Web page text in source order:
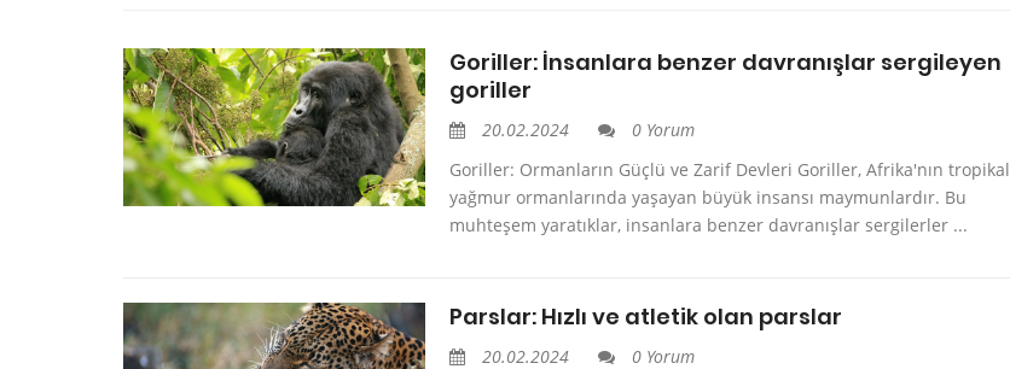
Goriller: İnsanlara benzer davranışlar sergileyen
goriller
20.02.2024
0 Yorum
Goriller: Ormanların Güçlü ve Zarif Devleri Goriller, Afrika'nın tropikal
yağmur ormanlarında yaşayan büyük insansı maymunlardır. Bu
muhteşem yaratıklar, insanlara benzer davranışlar sergilerler ...
Parslar: Hızlı ve atletik olan parslar
20.02.2024
0 Yorum